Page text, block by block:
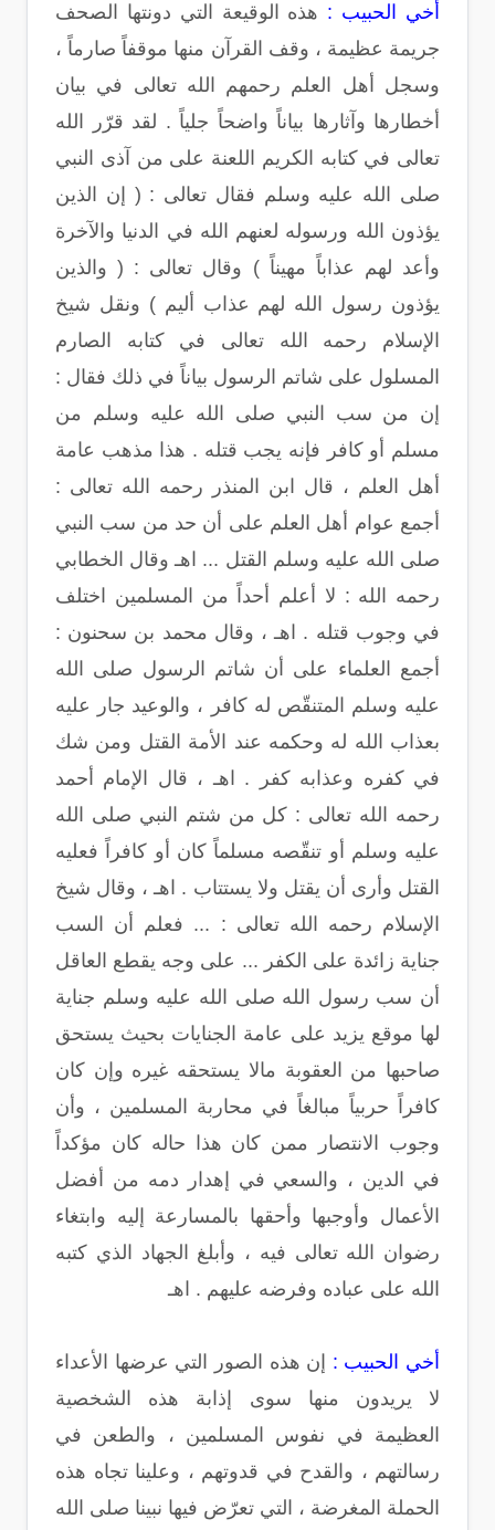
أخي الحبيب : هذه الوقيعة التي دونتها الصحف
جريمة عظيمة ، وقف القرآن منها موقفاً صارماً ،
وسجل أهل العلم رحمهم الله تعالى في بيان
أخطارها وآثارها بياناً واضحاً جلياً . لقد قرّر الله
تعالى في كتابه الكريم اللعنة على من آذى النبي
صلى الله عليه وسلم فقال تعالى : ( إن الذين
يؤذون الله ورسوله لعنهم الله في الدنيا والآخرة
وأعد لهم عذاباً مهيناً ) وقال تعالى : ( والذين
يؤذون رسول الله لهم عذاب أليم ) ونقل شيخ
الإسلام رحمه الله تعالى في كتابه الصارم
المسلول على شاتم الرسول بياناً في ذلك فقال :
إن من سب النبي صلى الله عليه وسلم من
مسلم أو كافر فإنه يجب قتله . هذا مذهب عامة
أهل العلم ، قال ابن المنذر رحمه الله تعالى :
أجمع عوام أهل العلم على أن حد من سب النبي
صلى الله عليه وسلم القتل ... اهـ وقال الخطابي
رحمه الله : لا أعلم أحداً من المسلمين اختلف
في وجوب قتله . اهـ ، وقال محمد بن سحنون :
أجمع العلماء على أن شاتم الرسول صلى الله
عليه وسلم المتنقّص له كافر ، والوعيد جار عليه
بعذاب الله له وحكمه عند الأمة القتل ومن شك
في كفره وعذابه كفر . اهـ ، قال الإمام أحمد
رحمه الله تعالى : كل من شتم النبي صلى الله
عليه وسلم أو تنقّصه مسلماً كان أو كافراً فعليه
القتل وأرى أن يقتل ولا يستتاب . اهـ ، وقال شيخ
الإسلام رحمه الله تعالى : ... فعلم أن السب
جناية زائدة على الكفر ... على وجه يقطع العاقل
أن سب رسول الله صلى الله عليه وسلم جناية
لها موقع يزيد على عامة الجنايات بحيث يستحق
صاحبها من العقوبة مالا يستحقه غيره وإن كان
كافراً حربياً مبالغاً في محاربة المسلمين ، وأن
وجوب الانتصار ممن كان هذا حاله كان مؤكداً
في الدين ، والسعي في إهدار دمه من أفضل
الأعمال وأوجبها وأحقها بالمسارعة إليه وابتغاء
رضوان الله تعالى فيه ، وأبلغ الجهاد الذي كتبه
الله على عباده وفرضه عليهم . اهـ
أخي الحبيب : إن هذه الصور التي عرضها الأعداء
لا يريدون منها سوى إذابة هذه الشخصية
العظيمة في نفوس المسلمين ، والطعن في
رسالتهم ، والقدح في قدوتهم ، وعلينا تجاه هذه
الحملة المغرضة ، التي تعرّض فيها نبينا صلى الله